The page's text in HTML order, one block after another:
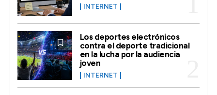
INTERNET
Los deportes electrónicos
contra el deporte tradicional
en la lucha por la audiencia
joven
INTERNET